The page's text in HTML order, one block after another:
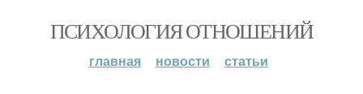
ПСИХОЛОГИЯ ОТНОШЕНИЙ
главная новости статьи